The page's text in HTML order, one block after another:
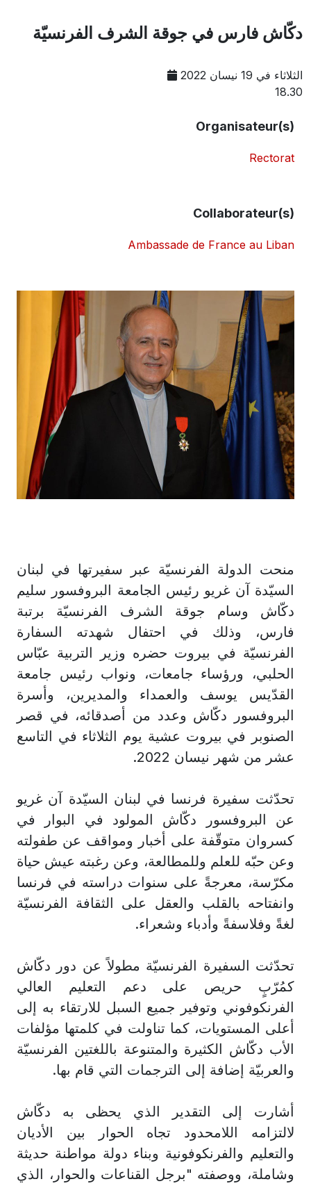
دكّاش فارس في جوقة الشرف الفرنسيّة
الثلاثاء في 19 نيسان 2022
18.30
Organisateur(s)
Rectorat
Collaborateur(s)
Ambassade de France au Liban
منحت الدولة الفرنسيّة عبر سفيرتها في لبنان
السيّدة آن غريو رئيس الجامعة البروفسور سليم
دكّاش وسام جوقة الشرف الفرنسيّة برتبة
فارس، وذلك في احتفال شهدته السفارة
الفرنسيّة في بيروت حضره وزير التربية عبّاس
الحلبي، ورؤساء جامعات، ونواب رئيس جامعة
القدّيس يوسف والعمداء والمديرين، وأسرة
البروفسور دكّاش وعدد من أصدقائه، في قصر
الصنوبر في بيروت عشية يوم الثلاثاء في التاسع
عشر من شهر نيسان 2022.
تحدّثت سفيرة فرنسا في لبنان السيّدة آن غريو
عن البروفسور دكّاش المولود في البوار في
كسروان متوقّفة على أخبار ومواقف عن طفولته
وعن حبّه للعلم وللمطالعة، وعن رغبته عيش حياة
مكرّسة، معرجةً على سنوات دراسته في فرنسا
وانفتاحه بالقلب والعقل على الثقافة الفرنسيّة
لغةً وفلاسفةً وأدباء وشعراء.
تحدّثت السفيرة الفرنسيّة مطولاً عن دور دكّاش
كمُرّبٍ حريص على دعم التعليم العالي
الفرنكوفوني وتوفير جميع السبل للارتقاء به إلى
أعلى المستويات، كما تناولت في كلمتها مؤلفات
الأب دكّاش الكثيرة والمتنوعة باللغتين الفرنسيّة
والعربيّة إضافة إلى الترجمات التي قام بها.
أشارت إلى التقدير الذي يحظى به دكّاش
لالتزامه اللامحدود تجاه الحوار بين الأديان
والتعليم والفرنكوفونية وبناء دولة مواطنة حديثة
وشاملة، ووصفته "برجل القناعات والحوار، الذي